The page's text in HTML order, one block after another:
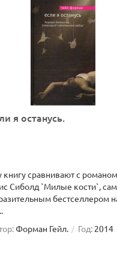
я останусь.
книгу сравнивают с романом
Сиболд `Милые кости`,
бестселлером
Форман Гейл. Год: 2014